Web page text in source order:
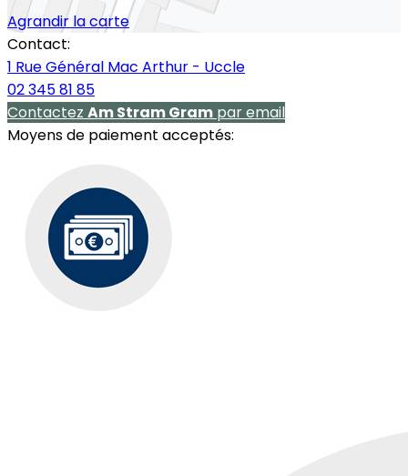
Agrandir la carte
Contact:
1 Rue Général Mac Arthur - Uccle
02 345 81 85
Contactez Am Stram Gram par email
Moyens de paiement acceptés: